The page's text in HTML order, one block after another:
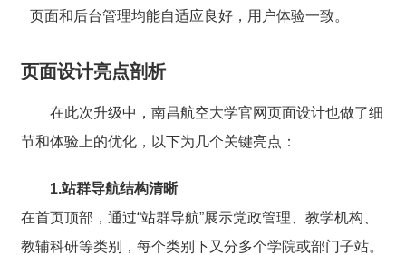
页面和后台管理均能自适应良好，用户体验一致。
页面设计亮点剖析
在此次升级中，南昌航空大学官网页面设计也做了细
节和体验上的优化，以下为几个关键亮点：
1.站群导航结构清晰
在首页顶部，通过“站群导航”展示党政管理、教学机构、
教辅科研等类别，每个类别下又分多个学院或部门子站。